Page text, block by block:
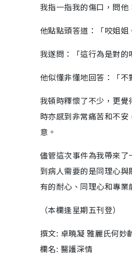
我指一指我的傷口，問
他點點頭答道：「咬姐姐
我遂問：「這行為是對的
他似懂非懂地回答：「不
我頓時釋懷了不少，更
時亦感到非常痛苦和不
意。
儘管這次事件為我帶來
到病人需要的是同理心
有的耐心、同理心和專
（本欄逢星期五刊登）
撰文: 卓曉凝 雅麗氏何妙
欄名: 醫護深情